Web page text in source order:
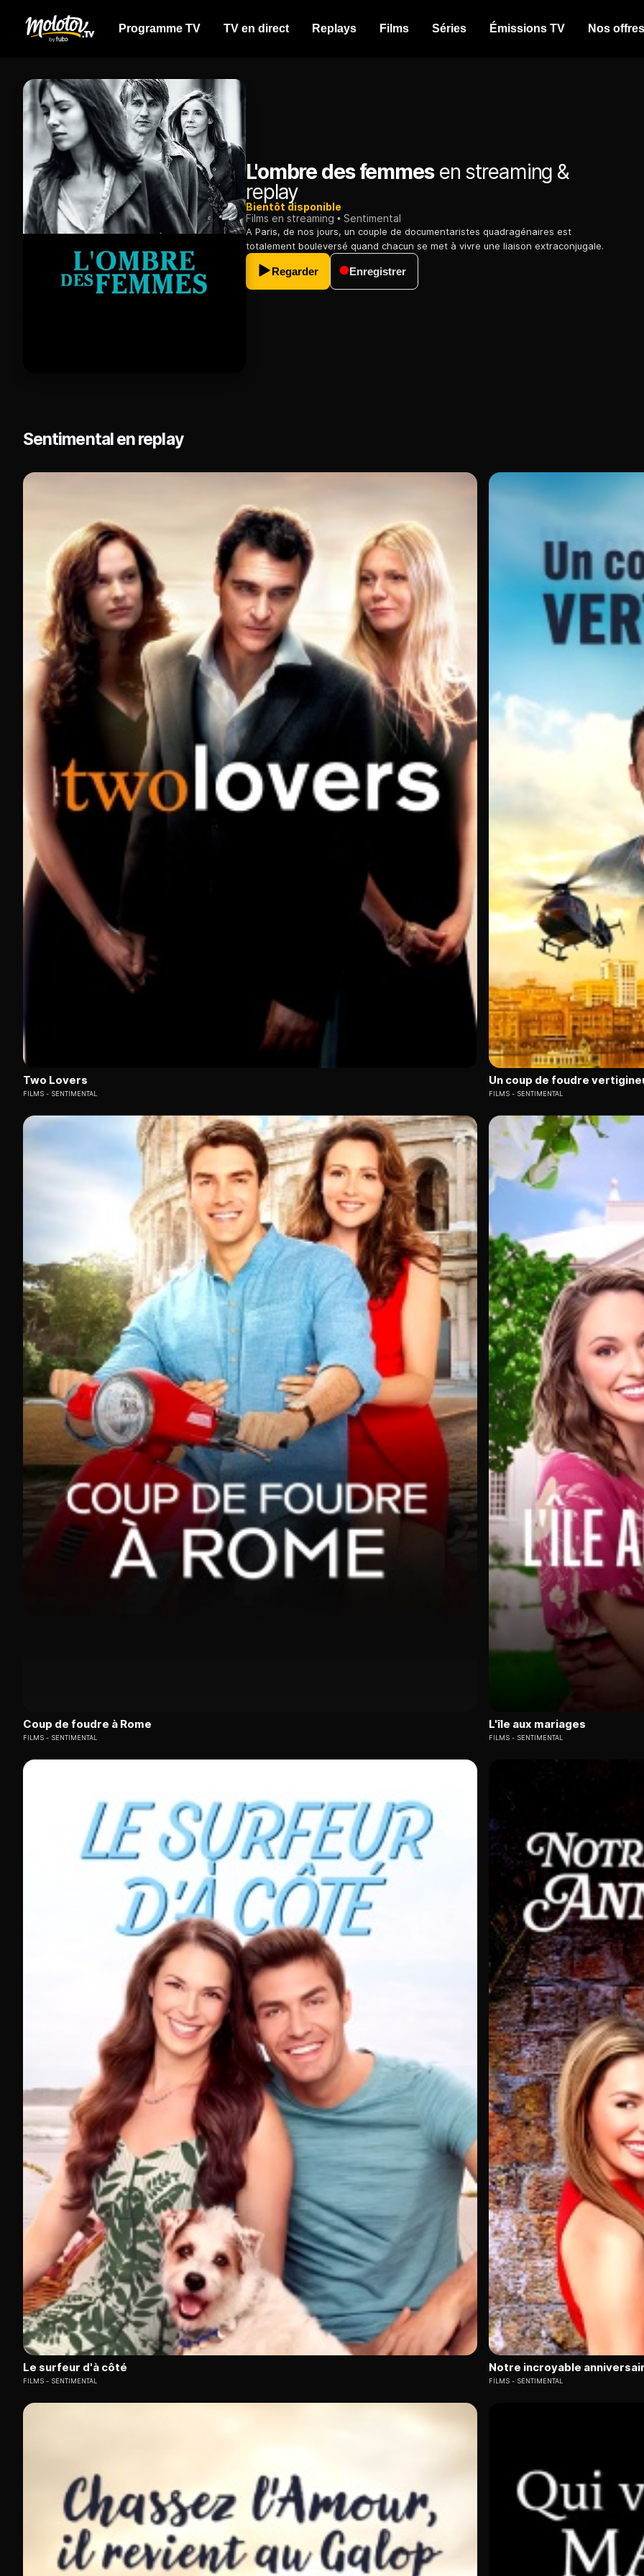
Programme TV TV en direct Replays Films Séries Émissions TV Nos offres
L'ombre des femmesen streaming &
replay
Bientôt disponible
Films en streaming
Sentimental
A Paris, de nos jours, un couple de documentaristes quadragénaires est
totalement bouleversé quand chacun se met à vivre une liaison extraconjugale.
Regarder Enregistrer
Sentimental en replay
Two Lovers
FILMS SENTIMENTAL
Un coup de foudre
FILMS SENTIMENTAL
Coup de foudre à Rome
FILMS SENTIMENTAL
L'île aux mariages
FILMS SENTIMENTAL
Le surfeur d'à côté
FILMS SENTIMENTAL
Notre incroyable
FILMS SENTIMENTAL